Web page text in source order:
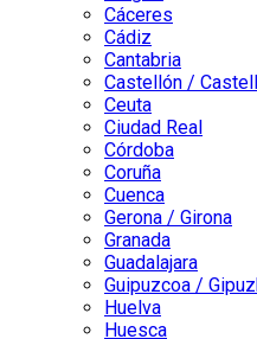
Cáceres
Cádiz
Cantabria
Castellón /
Ceuta
Ciudad Real
Córdoba
Coruña
Cuenca
Gerona / Girona
Granada
Guadalajara
Guipuzcoa /
Huelva
Huesca